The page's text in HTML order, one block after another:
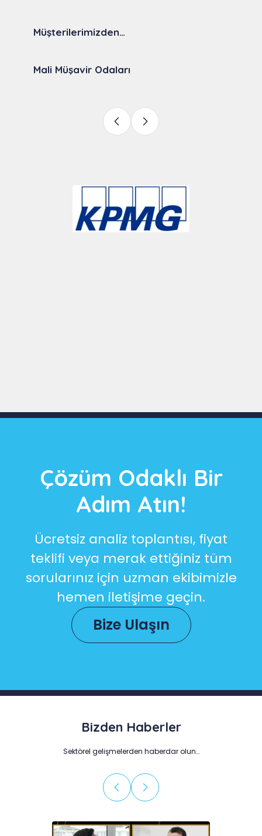
Müşterilerimizden…
Mali Müşavir Odaları
Çözüm Odaklı Bir
Adım Atın!
Ücretsiz analiz toplantısı, fiyat
teklifi veya merak ettiğiniz tüm
sorularınız için uzman ekibimizle
hemen iletişime geçin.
Bize Ulaşın
Bizden Haberler
Sektörel gelişmelerden haberdar olun…